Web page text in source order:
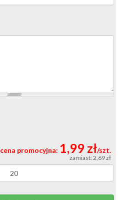
cena promocyjna: 1,99 zł/szt.
zamiast: 2,69 zł